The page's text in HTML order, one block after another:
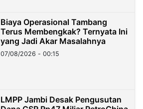
Biaya Operasional Tambang
Terus Membengkak? Ternyata Ini
yang Jadi Akar Masalahnya
07/08/2026 - 00:15
LMPP Jambi Desak Pengusutan